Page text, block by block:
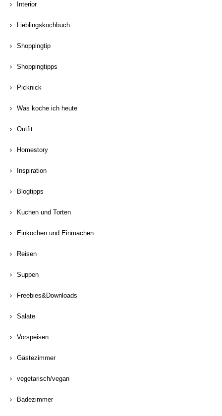
Interior
Lieblingskochbuch
Shoppingtip
Shoppingtipps
Picknick
Was koche ich heute
Outfit
Homestory
Inspiration
Blogtipps
Kuchen und Torten
Einkochen und Einmachen
Reisen
Suppen
Freebies&Downloads
Salate
Vorspeisen
Gästezimmer
vegetarisch/vegan
Badezimmer